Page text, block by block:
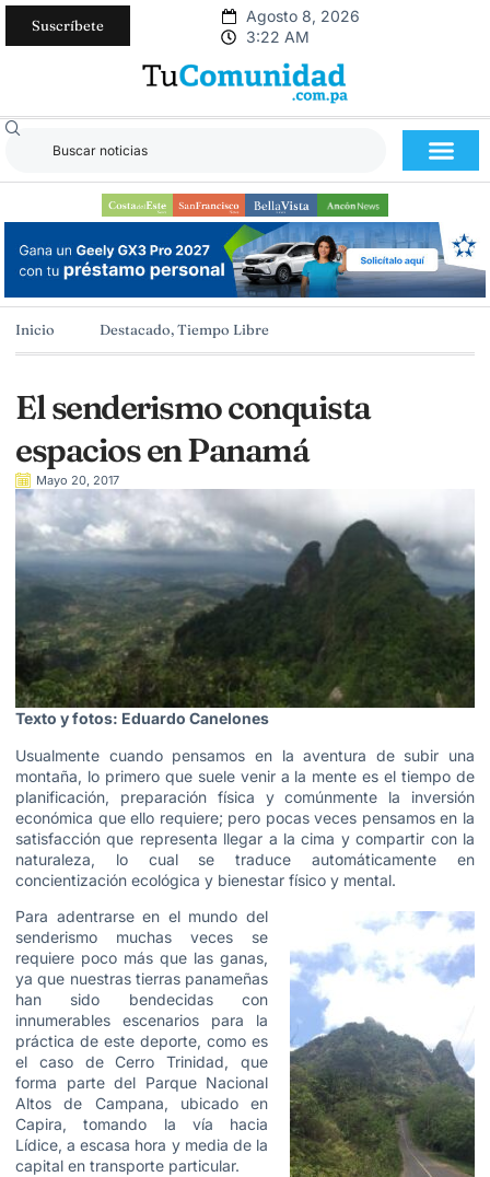
Suscríbete
Agosto 8, 2026
3:22 AM
Inicio Destacado,Tiempo Libre
El senderismo conquista
espacios en Panamá
Mayo 20, 2017
Texto y fotos: Eduardo Canelones
Usualmente cuando pensamos en la aventura de subir una
montaña, lo primero que suele venir a la mente es el tiempo de
planificación, preparación física y comúnmente la inversión
económica que ello requiere; pero pocas veces pensamos en la
satisfacción que representa llegar a la cima y compartir con la
naturaleza, lo cual se traduce automáticamente en
concientización ecológica y bienestar físico y mental.
Para adentrarse en el mundo del
senderismo muchas veces se
requiere poco más que las ganas,
ya que nuestras tierras panameñas
han sido bendecidas con
innumerables escenarios para la
práctica de este deporte, como es
el caso de Cerro Trinidad, que
forma parte del Parque Nacional
Altos de Campana, ubicado en
Capira, tomando la vía hacia
Lídice, a escasa hora y media de la
capital en transporte particular.